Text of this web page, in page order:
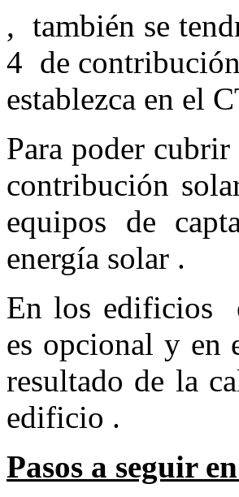
, también se
4 de
establezca en el
Para poder
contribución
equipos de
energía solar .
En los edificios
es opcional y en
resultado de la
edificio .
Pasos a seguir